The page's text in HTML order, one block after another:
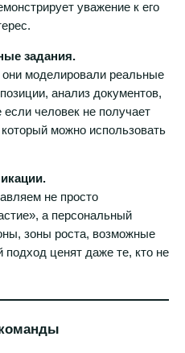
уважение к его
задания.
моделировали реальные
анализ документов,
если человек не получает
можно использовать
не просто
а персональный
зоны роста, возможные
подход ценят даже те, кто не
команды